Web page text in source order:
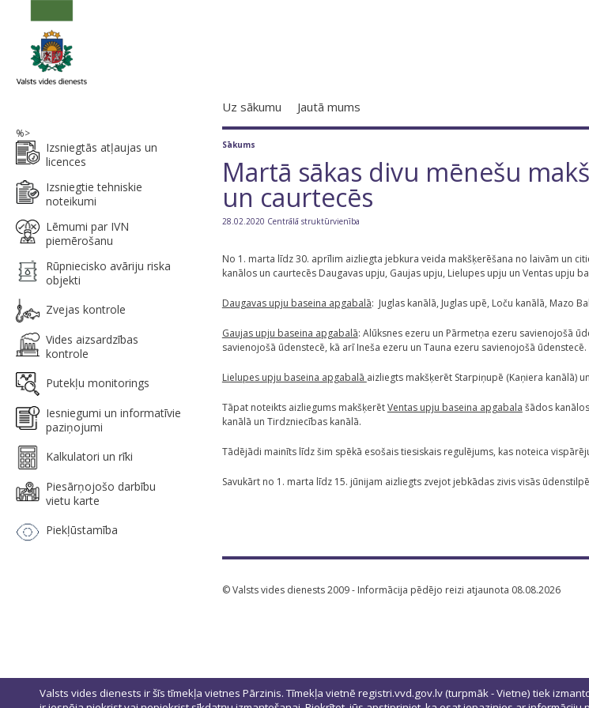
Valsts vides dienests ir šīs tīmekļa vietnes Pārzinis. Tīmekļa vietnē registri.vvd.gov.lv (turpmāk - Vietne) tiek
Uz sākumu Jautā mums
%>
Izsniegtās atļaujas un
licences
Izsniegtie tehniskie
noteikumi
Lēmumi par IVN
piemērošanu
Rūpniecisko avāriju riska
objekti
Zvejas kontrole
Vides aizsardzības
kontrole
Putekļu monitorings
Iesniegumi un informatīvie
paziņojumi
Kalkulatori un rīki
Piesārņojošo darbību
vietu karte
Piekļūstamība
Sākums
Martā sākas divu mēnešu
un caurtecēs
28.02.2020 Centrālā struktūrvienība
No 1. marta līdz 30. aprīlim aizliegta jebkura veida makšķerēšana no laivām un
kanālos un caurtecēs Daugavas upju, Gaujas upju, Lielupes upju un Ventas upju
Daugavas upju baseina apgabalā: Juglas kanālā, Juglas upē, Loču kanālā, Mazo
Gaujas upju baseina apgabalā: Alūksnes ezeru un Pārmetņa ezeru savienojošā
savienojošā ūdenstecē, kā arī Ineša ezeru un Tauna ezeru savienojošā ūdenstecē.
Lielupes upju baseina apgabalā aizliegts makšķerēt Starpiņupē (Kaņiera kanālā)
Tāpat noteikts aizliegums makšķerētVentas upju baseina apgabala šādos
kanālā un Tirdzniecības kanālā.
Tādējādi mainīts līdz šim spēkā esošais tiesiskais regulējums, kas noteica
Savukārt no 1. marta līdz 15. jūnijam aizliegts zvejot jebkādas zivis visās
© Valsts vides dienests 2009 - Informācija pēdējo reizi atjaunota 08.08.2026